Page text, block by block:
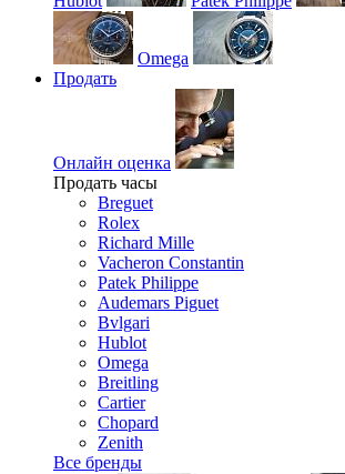
Omega
Продать
Онлайн оценка
Продать часы
Breguet
Rolex
Richard Mille
Vacheron Constantin
Patek Philippe
Audemars Piguet
Bvlgari
Hublot
Omega
Breitling
Cartier
Chopard
Zenith
Все бренды